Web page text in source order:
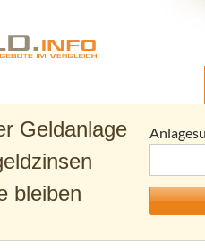
und Tagesgeld-
Geldanlage
bleiben